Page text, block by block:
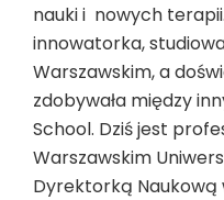
nauki i nowych
innowatorka,
Warszawskim, a
zdobywała między
School. Dziś jest
Warszawskim
Dyrektorką Naukową